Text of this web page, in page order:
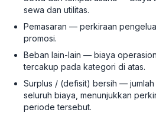
sewa dan utilitas.
Pemasaran — perkiraan
promosi.
Beban lain-lain — biaya
tercakup pada kategori di atas.
Surplus / (defisit) bersih —
seluruh biaya, menunjukkan
periode tersebut.